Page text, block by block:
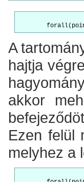
A
hajtja
akkor
Ezen felül
melyhez a